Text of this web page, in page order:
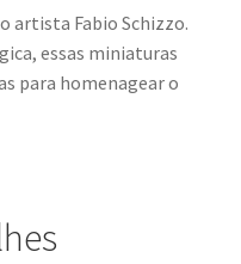
artista Fabio Schizzo.
essas miniaturas
para homenagear o